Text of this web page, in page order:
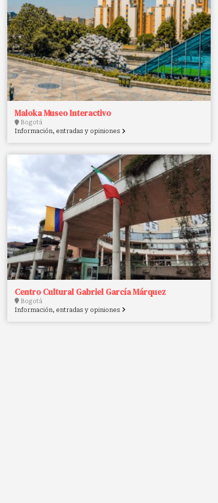
Maloka Museo Interactivo
Bogotá
Información, entradas y opiniones
Centro Cultural Gabriel García Márquez
Bogotá
Información, entradas y opiniones